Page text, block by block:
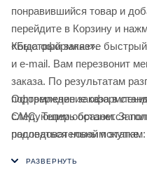
понравившийся товар и
перейдите в Корзину и
«Быстрый заказ».
Когда оформляете
и e-mail. Вам перезвонит
заказа. По результатам
подтверждение
СМС. Теперь останется
радоваться новой покупке.
Оформление заказа в
следующим образом.
последовательным